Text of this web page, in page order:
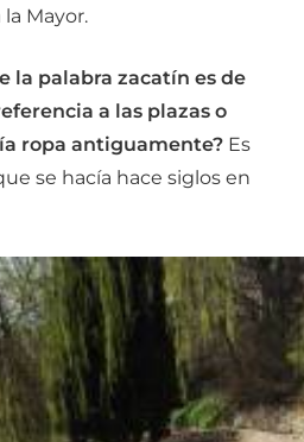
Mayor.
la palabra zacatín es de
a las plazas o
ropa antiguamente? Es
se hacía hace siglos en